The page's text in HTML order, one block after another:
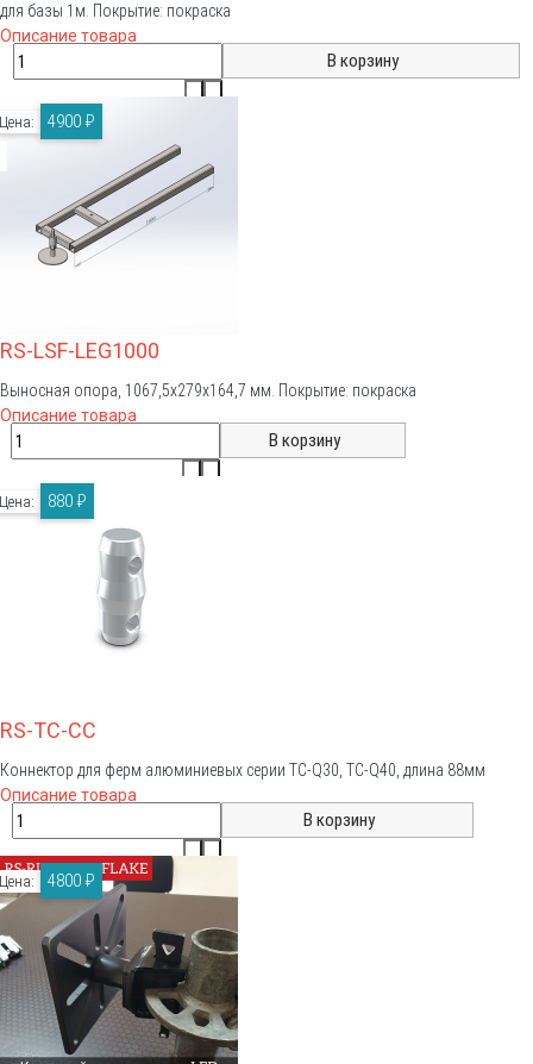
для базы 1м. Покрытие: покраска
Описание товара
RS-LSF-LEG1000
Выносная опора, 1067,5х279х164,7 мм. Покрытие: покраска
Описание товара
Цена: 4900 ₽
RS-TC-CC
Коннектор для ферм алюминиевых серии TC-Q30, TC-Q40, длина 88мм
Описание товара
Цена: 880 ₽
Цена: 4800 ₽